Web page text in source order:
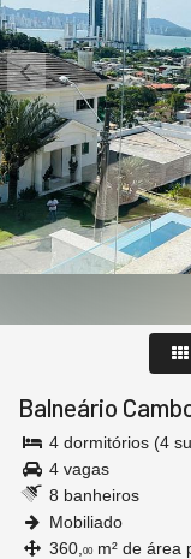
Balneário
4 dormitórios (4
4 vagas
8 banheiros
Mobiliado
360, 00 m² de área